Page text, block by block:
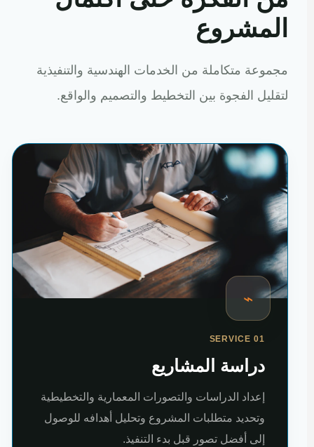
المشروع
مجموعة متكاملة من الخدمات الهندسية والتنفيذية
لتقليل الفجوة بين التخطيط والتصميم والواقع.
⌁
SERVICE 01
دراسة المشاريع
إعداد الدراسات والتصورات المعمارية والتخطيطية
وتحديد متطلبات المشروع وتحليل أهدافه للوصول
إلى أفضل تصور قبل بدء التنفيذ.